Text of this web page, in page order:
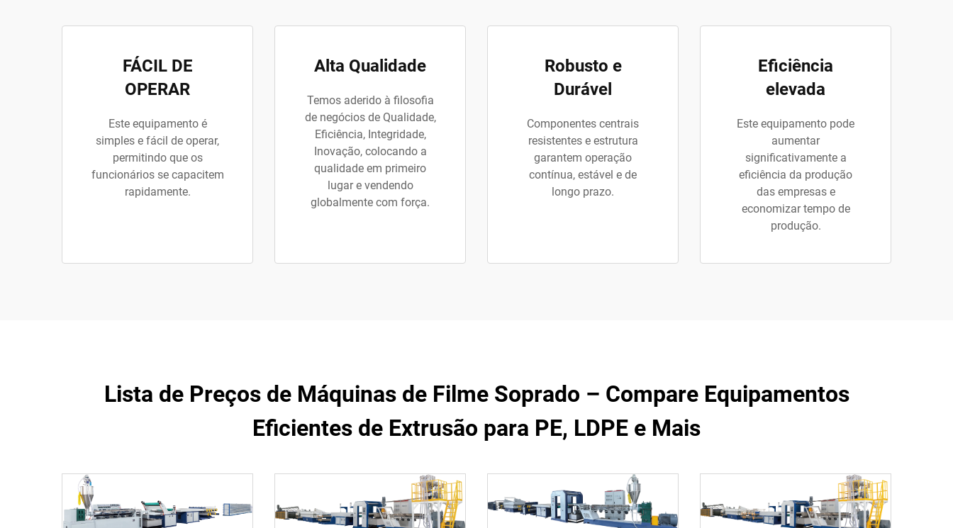
FÁCIL DE
OPERAR
Este equipamento é
simples e fácil de operar,
permitindo que os
funcionários se capacitem
rapidamente.
Alta Qualidade
Temos aderido à filosofia
de negócios de Qualidade,
Eficiência, Integridade,
Inovação, colocando a
qualidade em primeiro
lugar e vendendo
globalmente com força.
Robusto e
Durável
Componentes centrais
resistentes e estrutura
garantem operação
contínua, estável e de
longo prazo.
Eficiência
elevada
Este equipamento pode
aumentar
significativamente a
eficiência da produção
das empresas e
economizar tempo de
produção.
Lista de Preços de Máquinas de Filme Soprado – Compare Equipamentos
Eficientes de Extrusão para PE, LDPE e Mais